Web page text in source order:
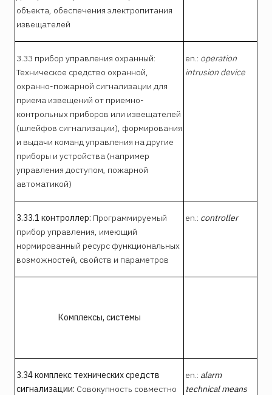
объекта, обеспечения электропитания
извещателей
3.33 прибор управления охранный:
Техническое средство охранной,
охранно-пожарной сигнализации для
приема извещений от приемно-
контрольных приборов или извещателей
(шлейфов сигнализации), формирования
и выдачи команд управления на другие
приборы и устройства (например
управления доступом, пожарной
автоматикой)
en.: operation
intrusion device
3.33.1 контроллер: Программируемый
прибор управления, имеющий
нормированный ресурс функциональных
возможностей, свойств и параметров
en.: controller
Комплексы, системы
3.34 комплекс технических средств
сигнализации: Совокупность совместно
en.: alarm
technical means